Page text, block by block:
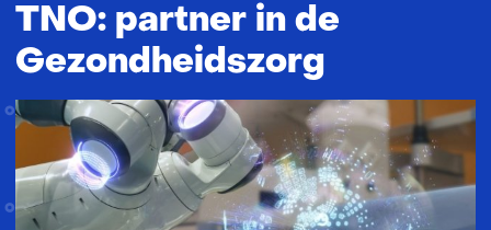
TNO: partner in de
Gezondheidszorg